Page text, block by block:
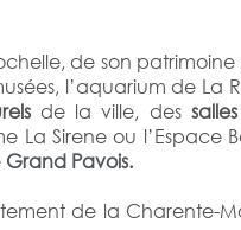
de son
l’aquarium de La
de la ville, des
La Sirene ou l’Espace
Grand Pavois.
de la Charente-